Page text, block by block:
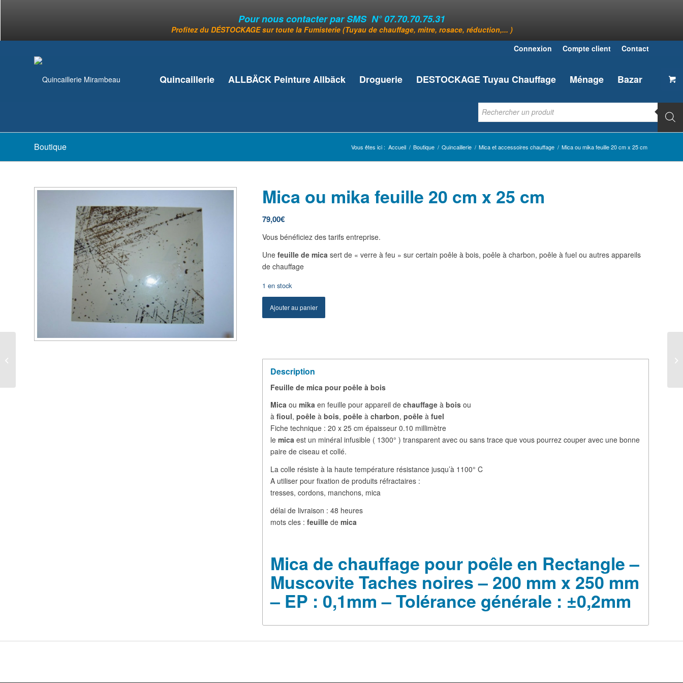
Pour nous contacter par SMS N° 07.70.70.75.31
Profitez du DÉSTOCKAGE sur toute la Fumisterie (Tuyau de chauffage, mitre, rosace, réduction,... )
Connexion
Compte client Contact
Quincaillerie ALLBÄCK Peinture Allbäck Droguerie DESTOCKAGE Tuyau Chauffage Ménage Bazar
Boutique Vous êtes ici : Accueil / Boutique / Quincaillerie / Mica et accessoires chauffage / Mica ou mika feuille 20 cm x 25 cm
Mica ou mika feuille 20 cm x 25 cm
79,00€
Vous bénéficiez des tarifs entreprise.
Unefeuille de mica sert de « verre à feu » sur certain poêle à bois, poêle à charbon, poêle à fuel ou autres appareils
de chauffage
1 en stock
Ajouter au panier
Description
Feuille de mica pour poêle à bois
Mica oumika en feuille pour appareil de chauffage àbois ou
àfioul,poêle à bois,poêle àcharbon,poêle àfuel
Fiche technique : 20 x 25 cm épaisseur 0.10 millimètre
le mica est un minéral infusible ( 1300° ) transparent avec ou sans trace que vous pourrez couper avec une bonne
paire de ciseau et collé.
La colle résiste à la haute température résistance jusqu’à 1100° C
A utiliser pour fixation de produits réfractaires :
tresses, cordons, manchons, mica
délai de livraison : 48 heures
mots cles : feuille de mica
Mica de chauffage pour poêle en Rectangle –
Muscovite Taches noires – 200 mm x 250 mm
– EP : 0,1mm – Tolérance générale : ±0,2mm